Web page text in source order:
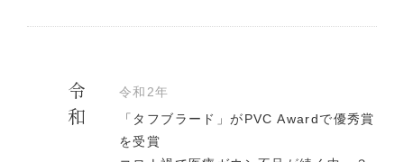
令和
令和2年
「タフブラード」がPVC Awardで優秀賞
を受賞